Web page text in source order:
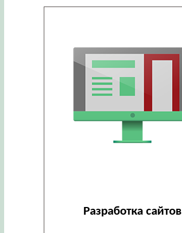
Разработка сайтов